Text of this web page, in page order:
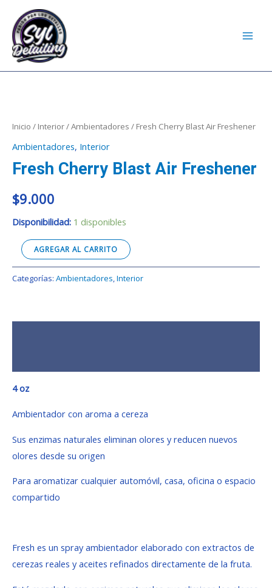
contenido
Inicio / Interior/Ambientadores / Fresh Cherry Blast Air Freshener
Ambientadores, Interior
Fresh Cherry Blast Air Freshener
$9.000
Disponibilidad: 1 disponibles
Blast
Air
cantidad
AGREGAR AL CARRITO
Categorías: Ambientadores,Interior
4 oz
Ambientador con aroma a cereza
Sus enzimas naturales eliminan olores y reducen nuevos
olores desde su origen
Para aromatizar cualquier automóvil, casa, oficina o espacio
compartido
Fresh es un spray ambientador elaborado con extractos de
cerezas reales y aceites refinados directamente de la fruta.
Air
Freshener
cantidad